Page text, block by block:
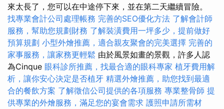
來太長了，您可以在中途停下來，並在第二天繼續冒險。
找專業會計公司處理帳務 完善的SEO優化方法 了解會計師
服務，幫助您規劃財務 了解裝潢費用一坪多少，提前做好
預算規劃 小型外燴推薦，適合親友聚會的完美選擇 完善的
家事服務，讓家務更輕鬆 由於風景如畫的景觀，許多人認
為Cinque 眼科診所推薦，找最合適的眼科專家 植牙費用解
析，讓你安心決定是否植牙 精選外燴推薦，助您找到最適
合的餐飲方案 了解徵信公司提供的各項服務 專業整骨師 提
供專業的外燴服務，滿足您的宴會需求 護照申請所需材